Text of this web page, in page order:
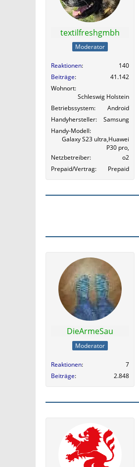
textilfreshgmbh
Moderator
Reaktionen
140
Beiträge
41.142
Wohnort
Schleswig Holstein
Betriebssystem
Android
Handyhersteller
Samsung
Handy-Modell
Galaxy S23 ultra,Huawei
P30 pro,
Netzbetreiber
o2
Prepaid/Vertrag
Prepaid
DieArmeSau
Moderator
Reaktionen
7
Beiträge
2.848